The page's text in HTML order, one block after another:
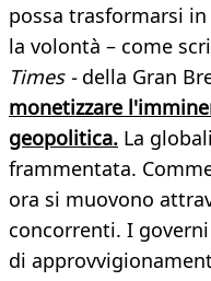
possa trasformarsi in
la volontà – come
Times -della Gran
monetizzare
geopolitica. La
frammentata.
ora si muovono
concorrenti. I
di